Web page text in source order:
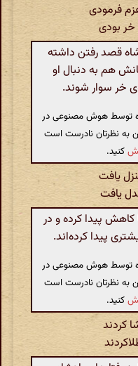
فرمودی
بودی
قصد رفتن داشته
هم به دنبال او
خر سوار شوند.
توسط هوش مصنوعی در
به نظرتان نادرست است
کنید.
یافت
یافت
پیدا کرده و در
پیدا کرده‌اند.
توسط هوش مصنوعی در
به نظرتان نادرست است
کنید.
کردند